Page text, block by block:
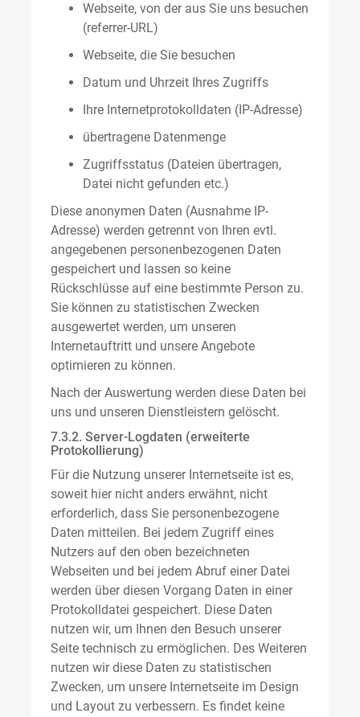
Webseite, von der aus Sie uns besuchen
(referrer-URL)
Webseite, die Sie besuchen
Datum und Uhrzeit Ihres Zugriffs
Ihre Internetprotokolldaten (IP-Adresse)
übertragene Datenmenge
Zugriffsstatus (Dateien übertragen,
Datei nicht gefunden etc.)
Diese anonymen Daten (Ausnahme IP-
Adresse) werden getrennt von Ihren evtl.
angegebenen personenbezogenen Daten
gespeichert und lassen so keine
Rückschlüsse auf eine bestimmte Person zu.
Sie können zu statistischen Zwecken
ausgewertet werden, um unseren
Internetauftritt und unsere Angebote
optimieren zu können.
Nach der Auswertung werden diese Daten bei
uns und unseren Dienstleistern gelöscht.
7.3.2. Server-Logdaten (erweiterte
Protokollierung)
Für die Nutzung unserer Internetseite ist es,
soweit hier nicht anders erwähnt, nicht
erforderlich, dass Sie personenbezogene
Daten mitteilen. Bei jedem Zugriff eines
Nutzers auf den oben bezeichneten
Webseiten und bei jedem Abruf einer Datei
werden über diesen Vorgang Daten in einer
Protokolldatei gespeichert. Diese Daten
nutzen wir, um Ihnen den Besuch unserer
Seite technisch zu ermöglichen. Des Weiteren
nutzen wir diese Daten zu statistischen
Zwecken, um unsere Internetseite im Design
und Layout zu verbessern. Es findet keine